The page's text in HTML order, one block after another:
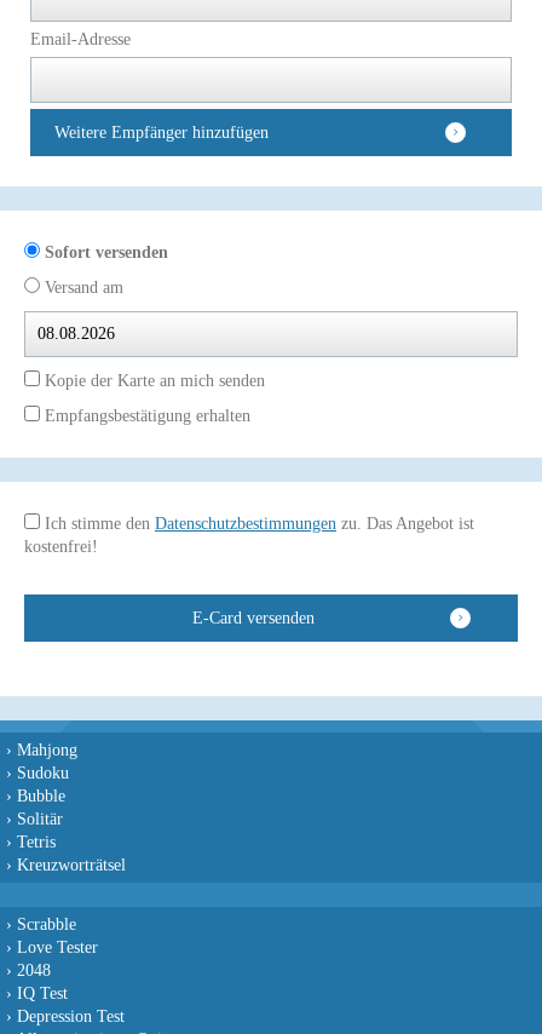
Email-Adresse
Weitere Empfänger hinzufügen
Sofort versenden
Versand am
Kopie der Karte an mich senden
Empfangsbestätigung erhalten
Ich stimme den Datenschutzbestimmungen zu. Das Angebot ist
kostenfrei!
› Mahjong
› Sudoku
› Bubble
› Solitär
› Tetris
› Kreuzworträtsel
› Scrabble
› Love Tester
› 2048
› IQ Test
› Depression Test